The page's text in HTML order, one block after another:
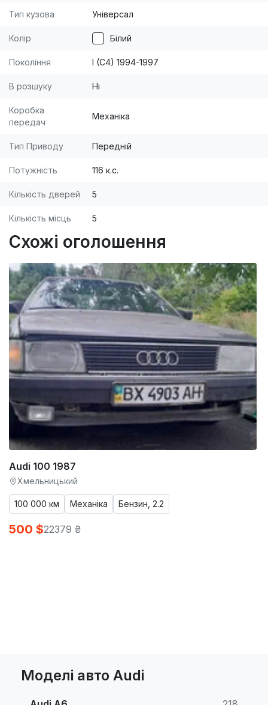
Тип кузова Універсал
Колір Білий
Покоління I (C4) 1994-1997
В розшуку Ні
Коробка
передач
Механіка
Тип Приводу Передній
Потужність 116 к.с.
Кількість дверей 5
Кількість місць 5
Схожі оголошення
Audi 100 1987
Хмельницький
100 000 км Механіка Бензин, 2.2
500 $22379 ₴
Моделі авто Audi